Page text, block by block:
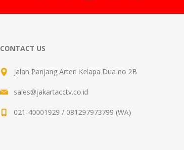
CONTACT US
Jalan Panjang Arteri Kelapa Dua no 2B
sales@jakartacctv.co.id
021-40001929 / 081297973799 (WA)